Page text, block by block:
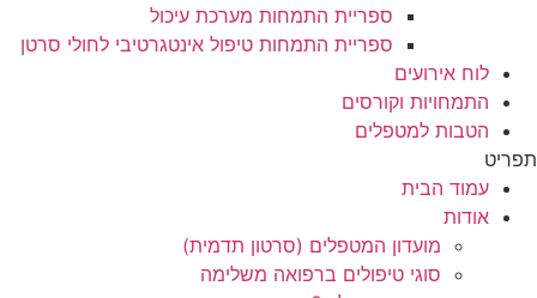
ספריית התמחות מערכת עיכול
ספריית התמחות טיפול אינטגרטיבי לחולי סרטן
לוח אירועים
התמחויות וקורסים
הטבות למטפלים
תפריט
עמוד הבית
אודות
מועדון המטפלים (סרטון תדמית)
סוגי טיפולים ברפואה משלימה